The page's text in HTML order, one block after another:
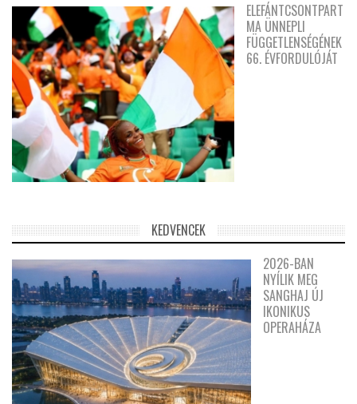
ELEFÁNTCSONTPART
MA ÜNNEPLI
FÜGGETLENSÉGÉNEK
66. ÉVFORDULÓJÁT
KEDVENCEK
2026-BAN
NYÍLIK MEG
SANGHAJ ÚJ
IKONIKUS
OPERAHÁZA